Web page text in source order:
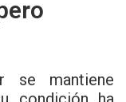
se mantiene